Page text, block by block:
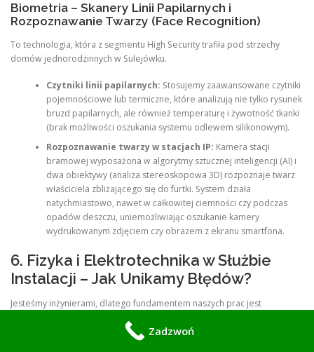
Biometria – Skanery Linii Papilarnych i
Rozpoznawanie Twarzy (Face Recognition)
To technologia, która z segmentu High Security trafiła pod strzechy
domów jednorodzinnych w Sulejówku.
Czytniki linii papilarnych: Stosujemy zaawansowane czytniki
pojemnościowe lub termiczne, które analizują nie tylko rysunek
bruzd papilarnych, ale również temperaturę i żywotność tkanki
(brak możliwości oszukania systemu odlewem silikonowym).
Rozpoznawanie twarzy w stacjach IP: Kamera stacji
bramowej wyposażona w algorytmy sztucznej inteligencji (AI) i
dwa obiektywy (analiza stereoskopowa 3D) rozpoznaje twarz
właściciela zbliżającego się do furtki. System działa
natychmiastowo, nawet w całkowitej ciemności czy podczas
opadów deszczu, uniemożliwiając oszukanie kamery
wydrukowanym zdjęciem czy obrazem z ekranu smartfona.
6. Fizyka i Elektrotechnika w Służbie
Instalacji – Jak Unikamy Błędów?
Jesteśmy inżynierami, dlatego fundamentem naszych prac jest
Oto jak technicznie radzimy sobie z problemami, które przerastają
Zadzwoń